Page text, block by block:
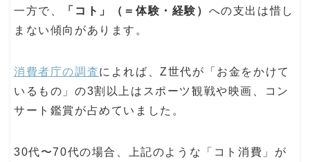
一方で、 「コト」（＝体験・経験） への支出は惜し
まない傾向があります。
消費者庁の調査によれば、Z世代が「お金をかけて
いるもの」の3割以上はスポーツ観戦や映画、コン
サート鑑賞が占めていました。
30代〜70代の場合、上記のような「コト消費」が